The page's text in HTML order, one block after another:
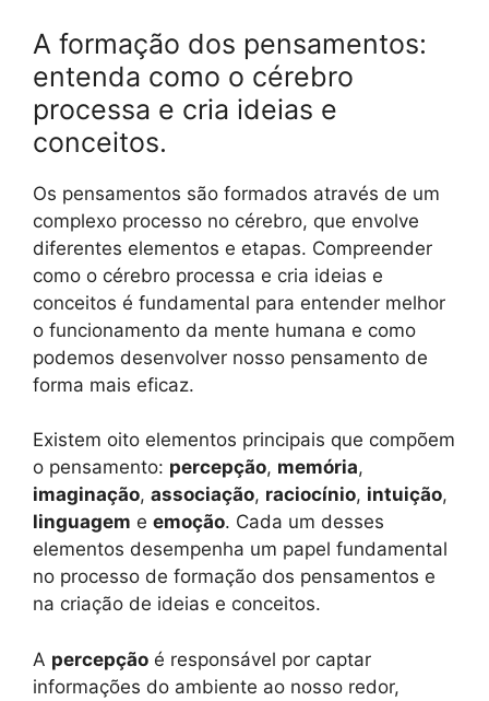
A formação dos pensamentos:
entenda como o cérebro
processa e cria ideias e
conceitos.
Os pensamentos são formados através de um
complexo processo no cérebro, que envolve
diferentes elementos e etapas. Compreender
como o cérebro processa e cria ideias e
conceitos é fundamental para entender melhor
o funcionamento da mente humana e como
podemos desenvolver nosso pensamento de
forma mais eficaz.
Existem oito elementos principais que compõem
o pensamento: percepção, memória,
imaginação, associação, raciocínio, intuição,
linguagem e emoção. Cada um desses
elementos desempenha um papel fundamental
no processo de formação dos pensamentos e
na criação de ideias e conceitos.
A percepção é responsável por captar
informações do ambiente ao nosso redor,